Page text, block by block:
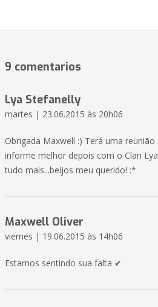
9 comentarios
Lya Stefanelly
martes | 23.06.2015 às 20h06
Obrigada Maxwell :) Terá uma reunião
informe melhor depois com o Clan
tudo mais...beijos meu querido! :*
Maxwell Oliver
viernes | 19.06.2015 às 14h06
Estamos sentindo sua falta ✔